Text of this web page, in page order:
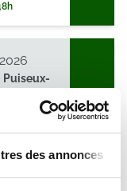
des annonces
Puiseux-